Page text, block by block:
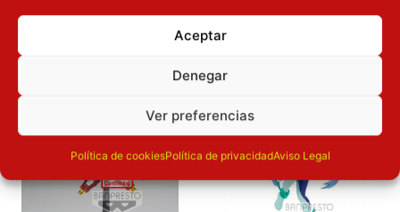
Aceptar
Denegar
Ver preferencias
Política de cookiesPolítica de privacidadAviso Legal
OTROS PRODUCTOS QUE TE
PUEDEN INTERESAR
El precio original era: 16.90€.El precio actual es: 13.52€.